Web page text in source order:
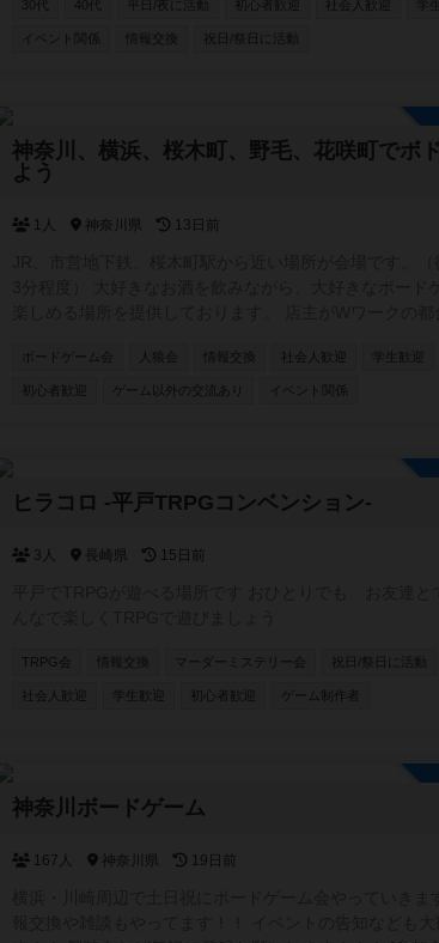
30代 40代 平日/夜に活動 初心者歓迎 社会人歓迎 学
イベント関係 情報交換 祝日/祭日に活動
神奈川、横浜、桜木町、野毛、花咲町でボ
よう
1人 神奈川県 13日前
はできます。要するに、店主不在の時は、お酒や食事の
ードゲームのルール説明ができません。 少しずつお客様が集ま
かの人狼系、クトゥルフ神話TRPGのルールブックがご
土日祝のカテゴリに分けて参加を募っていきます。 これ
いきます。一日店長権なんていうのもいいかもしれません
ボードゲーム会 人狼会 情報交換 社会人歓迎 学生歓迎
初心者歓迎 ゲーム以外の交流あり イベント関係
ヒラコロ -平戸TRPGコンベンション-
3人 長崎県 15日前
TRPG会 情報交換 マーダーミステリー会 祝日/祭日に活動
社会人歓迎 学生歓迎 初心者歓迎 ゲーム制作者
神奈川ボードゲーム
167人 神奈川県 19日前